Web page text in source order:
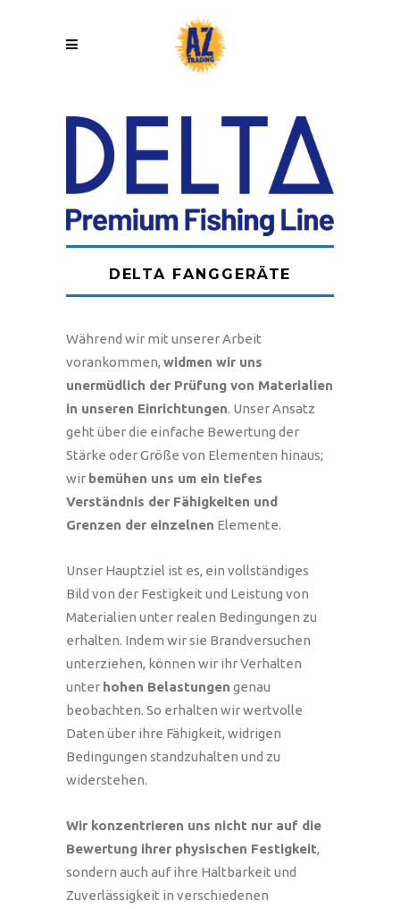
DELTA FANGGERÄTE
Während wir mit unserer Arbeit
vorankommen, widmen wir uns
unermüdlich der Prüfung von Materialien
in unseren Einrichtungen. Unser Ansatz
geht über die einfache Bewertung der
Stärke oder Größe von Elementen hinaus;
wir bemühen uns um ein tiefes
Verständnis der Fähigkeiten und
Grenzen der einzelnen Elemente.
Unser Hauptziel ist es, ein vollständiges
Bild von der Festigkeit und Leistung von
Materialien unter realen Bedingungen zu
erhalten. Indem wir sie Brandversuchen
unterziehen, können wir ihr Verhalten
unter hohen Belastungen genau
beobachten. So erhalten wir wertvolle
Daten über ihre Fähigkeit, widrigen
Bedingungen standzuhalten und zu
widerstehen.
Wir konzentrieren uns nicht nur auf die
Bewertung ihrer physischen Festigkeit,
sondern auch auf ihre Haltbarkeit und
Zuverlässigkeit in verschiedenen